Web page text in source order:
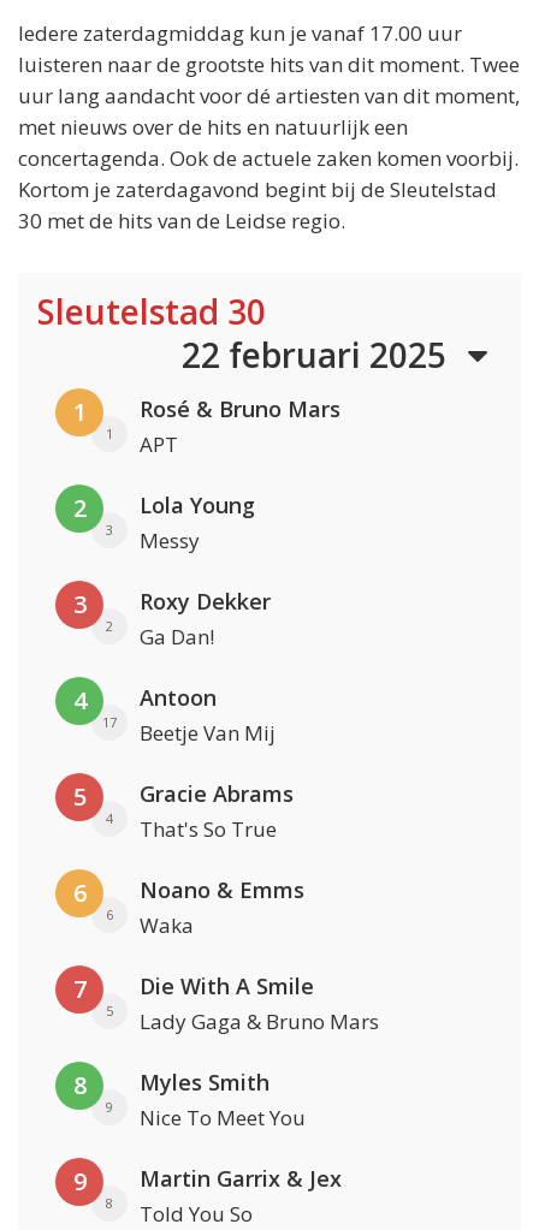
Iedere zaterdagmiddag kun je vanaf 17.00 uur
luisteren naar de grootste hits van dit moment. Twee
uur lang aandacht voor dé artiesten van dit moment,
met nieuws over de hits en natuurlijk een
concertagenda. Ook de actuele zaken komen voorbij.
Kortom je zaterdagavond begint bij de Sleutelstad
30 met de hits van de Leidse regio.
Sleutelstad 30
22 februari 2025
1
1
Rosé & Bruno Mars
APT
2
3
Lola Young
Messy
3
2
Roxy Dekker
Ga Dan!
4
17
Antoon
Beetje Van Mij
5
4
Gracie Abrams
That's So True
6
6
Noano & Emms
Waka
7
5
Die With A Smile
Lady Gaga & Bruno Mars
8
9
Myles Smith
Nice To Meet You
9
8
Martin Garrix & Jex
Told You So